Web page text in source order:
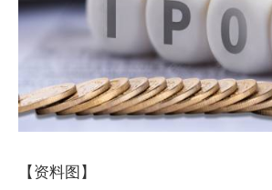
【资料图】